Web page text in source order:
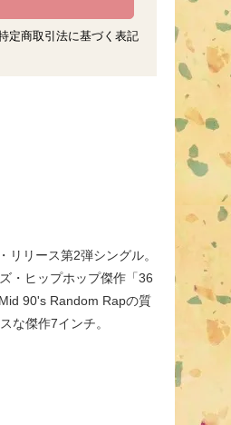
定商取引法に基づく表記
リース第2弾シングル。
・ヒップホップ傑作「36
90's Random Rapの質
な傑作7インチ。